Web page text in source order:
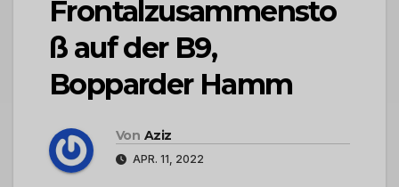
Frontalzusammensto
ß auf der B9,
Bopparder Hamm
Von Aziz
APR. 11, 2022